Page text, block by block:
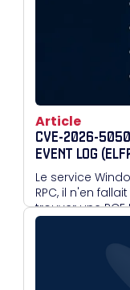
Article
CVE-2026-
EVENT LOG
Le service
RPC, il n'en
trouver une RCE !